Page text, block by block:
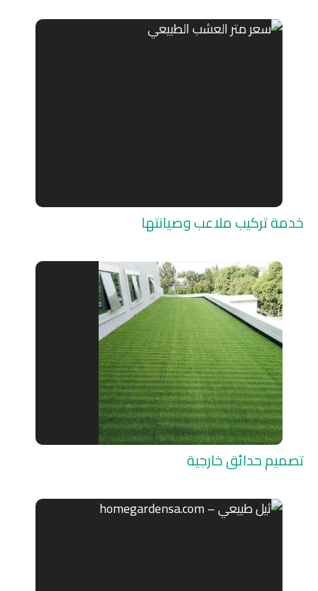
خدمة تركيب ملاعب وصيانتها
تصميم حدائق خارجية